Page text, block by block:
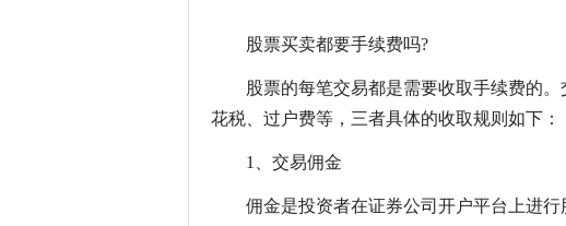
股票买卖都要手续费吗?
股票的每笔交易都是需要收取手续费的
花税、过户费等，三者具体的收取规则如下：
1、交易佣金
佣金是投资者在证券公司开户平台上进